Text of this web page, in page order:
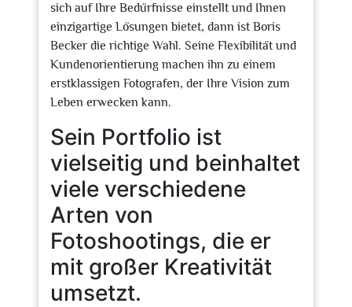
sich auf Ihre Bedürfnisse einstellt und Ihnen
einzigartige Lösungen bietet, dann ist Boris
Becker die richtige Wahl. Seine Flexibilität und
Kundenorientierung machen ihn zu einem
erstklassigen Fotografen, der Ihre Vision zum
Leben erwecken kann.
Sein Portfolio ist
vielseitig und beinhaltet
viele verschiedene
Arten von
Fotoshootings, die er
mit großer Kreativität
umsetzt.